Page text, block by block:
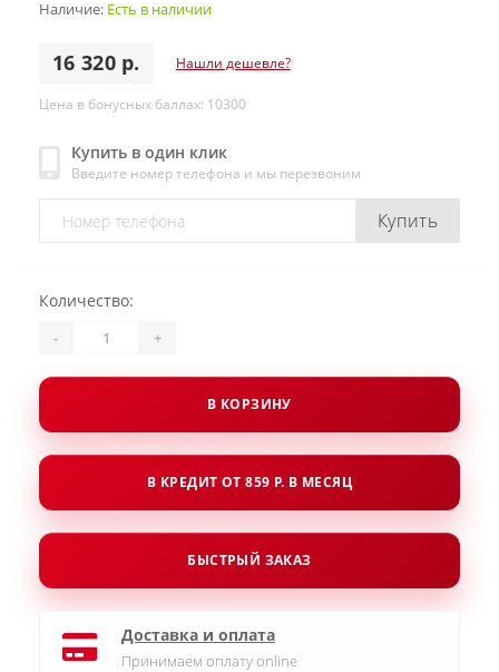
Наличие: Есть в наличии
16 320 р. Нашли дешевле?
Цена в бонусных баллах: 10300
Купить в один клик
Введите номер телефона и мы перезвоним
Купить
Количество:
- +
В КОРЗИНУ
В КРЕДИТ ОТ 859 Р. В МЕСЯЦ
БЫСТРЫЙ ЗАКАЗ
Доставка и оплата
Принимаем оплату online